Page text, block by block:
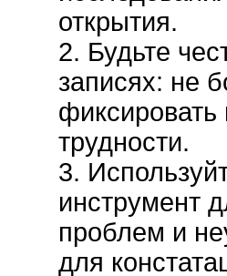
открытия.
Будьте
записях: не
фиксировать
трудности.
инструмент
проблем и
для